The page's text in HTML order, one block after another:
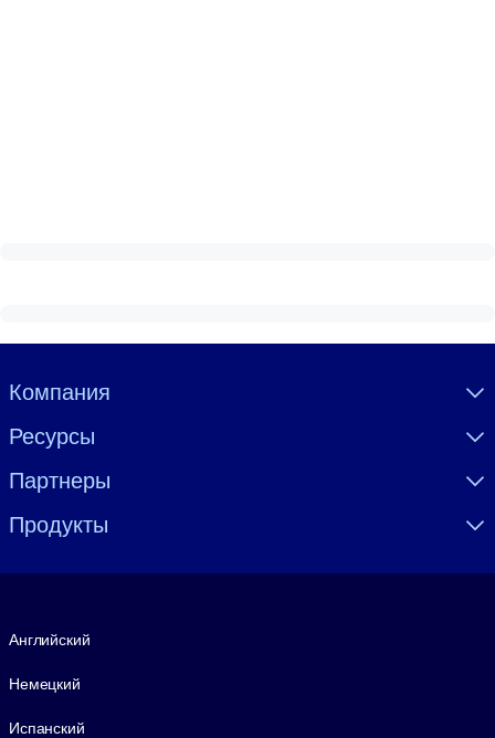
Visually hidden Text
Компания
Ресурсы
Партнеры
Продукты
Английский
Немецкий
Испанский